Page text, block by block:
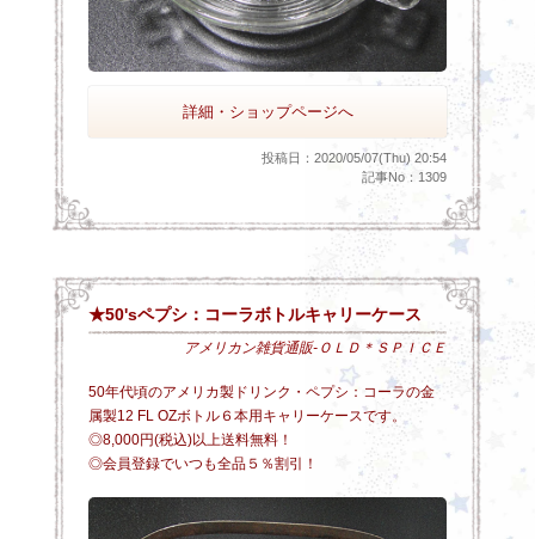
詳細・ショップページへ
投稿日：2020/05/07(Thu) 20:54
記事No：1309
★50'sペプシ：コーラボトルキャリーケース
アメリカン雑貨通販-ＯＬＤ＊ＳＰＩＣＥ
50年代頃のアメリカ製ドリンク・ペプシ：コーラの金
属製12 FL OZボトル６本用キャリーケースです。
◎8,000円(税込)以上送料無料！
◎会員登録でいつも全品５％割引！